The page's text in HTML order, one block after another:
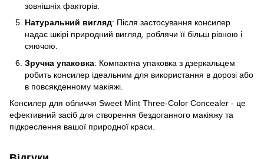
зовнішніх факторів.
Натуральний вигляд: Після застосування консилер
надає шкірі природний вигляд, роблячи її більш рівною і
сяючою.
Зручна упаковка: Компактна упаковка з дзеркальцем
робить консилер ідеальним для використання в дорозі або
в повсякденному макіяжі.
Консилер для обличчя Sweet Mint Three-Color Concealer - це
ефективний засіб для створення бездоганного макіяжу та
підкреслення вашої природної краси.